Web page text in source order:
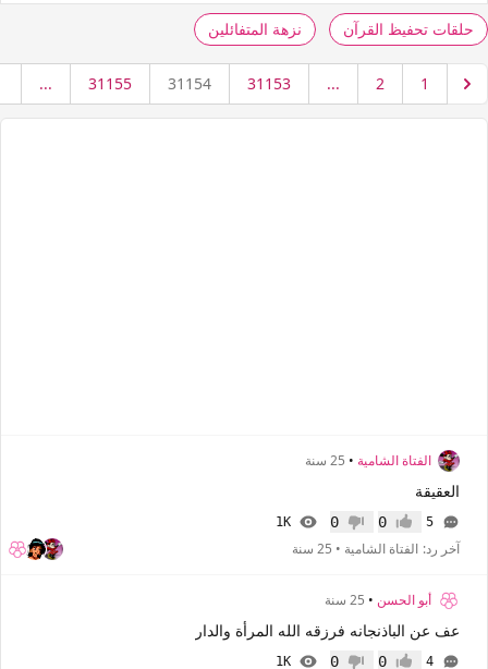
حلقات تحفيظ القرآن نزهة المتفائلين
1
2
...
31153
31154
31155
...
الفتاة الشامية • 25 سنة
العقيقة
5 إعجاب0 عدم إعجاب
0
1K
آخر رد: الفتاة الشامية • 25 سنة
أبو الحسن • 25 سنة
عف عن الباذنجانه فرزقه الله المرأة والدار
4
0
0
1K